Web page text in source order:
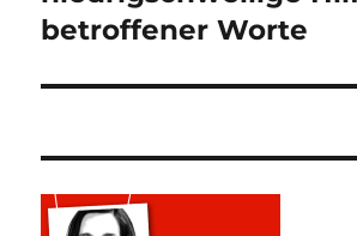
betroffener Worte